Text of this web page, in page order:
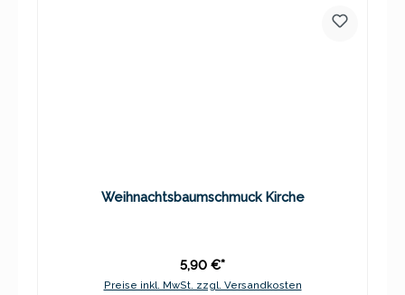
Weihnachtsbaumschmuck Kirche
5,90 €*
Preise inkl. MwSt. zzgl. Versandkosten